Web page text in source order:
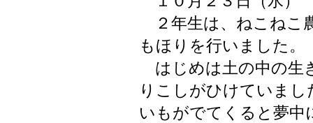
２年生は、ねこねこ
もほりを行いました。
はじめは土の中の生
りこしがひけていま
いもがでてくると夢